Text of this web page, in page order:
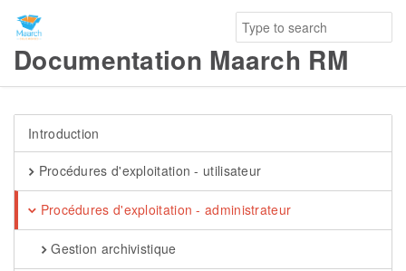
Documentation Maarch RM
Introduction
Procédures d'exploitation - utilisateur
Procédures d'exploitation - administrateur
Gestion archivistique